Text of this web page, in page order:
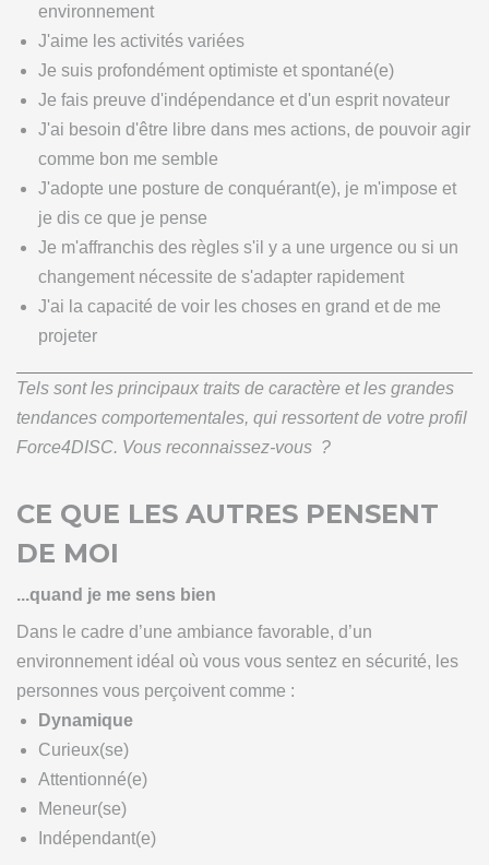
environnement
J'aime les activités variées
Je suis profondément optimiste et spontané(e)
Je fais preuve d'indépendance et d'un esprit novateur
J'ai besoin d'être libre dans mes actions, de pouvoir agir
comme bon me semble
J'adopte une posture de conquérant(e), je m'impose et
je dis ce que je pense
Je m'affranchis des règles s'il y a une urgence ou si un
changement nécessite de s'adapter rapidement
J'ai la capacité de voir les choses en grand et de me
projeter
Tels sont les principaux traits de caractère et les grandes
tendances comportementales, qui ressortent de votre profil
Force4DISC. Vous reconnaissez-vous ?
CE QUE LES AUTRES PENSENT
DE MOI
...quand je me sens bien
Dans le cadre d’une ambiance favorable, d’un
environnement idéal où vous vous sentez en sécurité, les
personnes vous perçoivent comme :
Dynamique
Curieux(se)
Attentionné(e)
Meneur(se)
Indépendant(e)